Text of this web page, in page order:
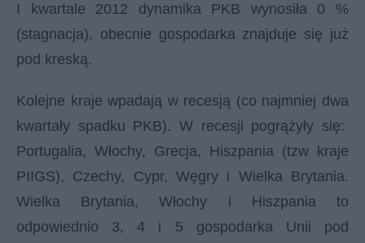
I kwartale 2012 dynamika PKB wynosiła 0 %
(stagnacja), obecnie gospodarka znajduje się już
pod kreską.
Kolejne kraje wpadają w recesją (co najmniej dwa
kwartały spadku PKB). W recesji pogrążyły się:
Portugalia, Włochy, Grecja, Hiszpania (tzw kraje
PIIGS), Czechy, Cypr, Węgry i Wielka Brytania.
Wielka Brytania, Włochy i Hiszpania to
odpowiednio 3, 4 i 5 gospodarka Unii pod